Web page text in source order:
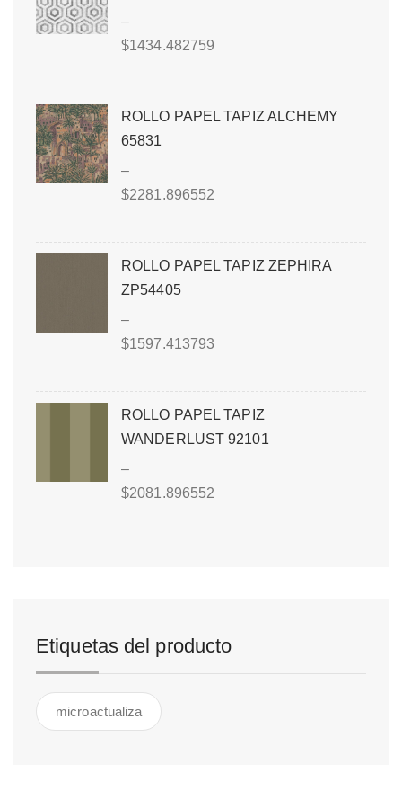
–
$1434.482759
ROLLO PAPEL TAPIZ ALCHEMY
65831
–
$2281.896552
ROLLO PAPEL TAPIZ ZEPHIRA
ZP54405
–
$1597.413793
ROLLO PAPEL TAPIZ
WANDERLUST 92101
–
$2081.896552
Etiquetas del producto
microactualiza